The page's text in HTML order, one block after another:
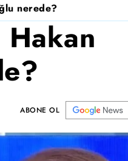
nerede?
Hakan
ABONE OL